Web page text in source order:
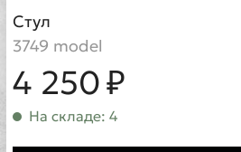
Стул
3749 model
4 250 ₽
На складе: 4